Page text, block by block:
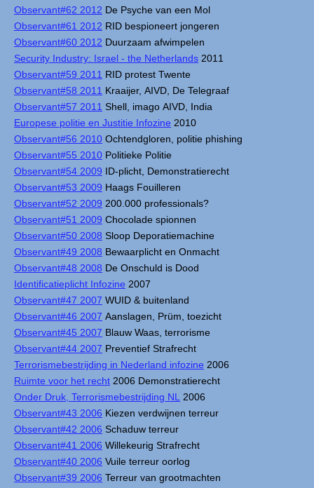
Observant#62 2012 De Psyche van een Mol
Observant#61 2012 RID bespioneert jongeren
Observant#60 2012 Duurzaam afwimpelen
Security Industry: Israel - the Netherlands 2011
Observant#59 2011 RID protest Twente
Observant#58 2011 Kraaijer, AIVD, De Telegraaf
Observant#57 2011 Shell, imago AIVD, India
Europese politie en Justitie Infozine 2010
Observant#56 2010 Ochtendgloren, politie phishing
Observant#55 2010 Politieke Politie
Observant#54 2009 ID-plicht, Demonstratierecht
Observant#53 2009 Haags Fouilleren
Observant#52 2009 200.000 professionals?
Observant#51 2009 Chocolade spionnen
Observant#50 2008 Sloop Deporatiemachine
Observant#49 2008 Bewaarplicht en Onmacht
Observant#48 2008 De Onschuld is Dood
Identificatieplicht Infozine 2007
Observant#47 2007 WUID & buitenland
Observant#46 2007 Aanslagen, Prüm, toezicht
Observant#45 2007 Blauw Waas, terrorisme
Observant#44 2007 Preventief Strafrecht
Terrorismebestrijding in Nederland infozine 2006
Ruimte voor het recht 2006 Demonstratierecht
Onder Druk, Terrorismebestrijding NL
2006
Observant#43 2006 Kiezen verdwijnen terreur
Observant#42 2006 Schaduw terreur
Observant#41 2006 Willekeurig Strafrecht
Observant#40 2006 Vuile terreur oorlog
Observant#39 2006 Terreur van grootmachten